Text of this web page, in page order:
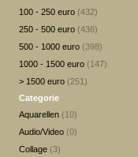
100 - 250 euro (432)
250 - 500 euro (436)
500 - 1000 euro (398)
1000 - 1500 euro (147)
> 1500 euro (251)
Categorie
Aquarellen (10)
Audio/Video (0)
Collage (3)